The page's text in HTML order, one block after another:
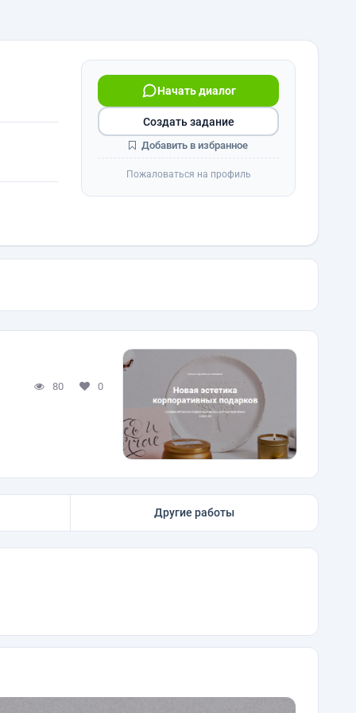
Начать диалог
Создать задание
Добавить в избранное
Пожаловаться на профиль
80 0
Другие работы